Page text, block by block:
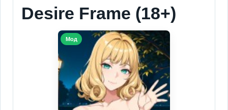
Desire Frame (18+)
Мод